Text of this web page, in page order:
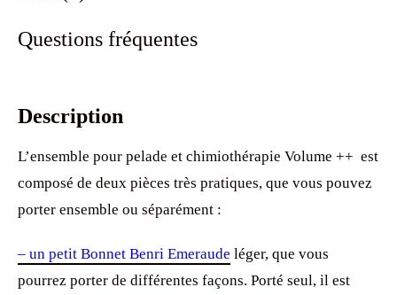
Questions fréquentes
Description
L’ensemble pour pelade et chimiothérapie Volume ++ est
composé de deux pièces très pratiques, que vous pouvez
porter ensemble ou séparément :
– un petit Bonnet Benri Emeraude léger, que vous
pourrez porter de différentes façons. Porté seul, il est